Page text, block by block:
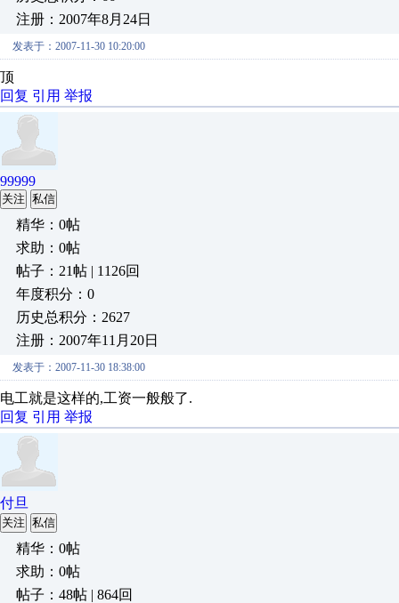
注册：2007年8月24日
发表于：2007-11-30 10:20:00
顶
回复 引用 举报
99999
关注 私信
精华：0帖
求助：0帖
帖子：21帖 | 1126回
年度积分：0
历史总积分：2627
注册：2007年11月20日
发表于：2007-11-30 18:38:00
电工就是这样的,工资一般般了.
回复 引用 举报
付旦
关注 私信
精华：0帖
求助：0帖
帖子：48帖 | 864回